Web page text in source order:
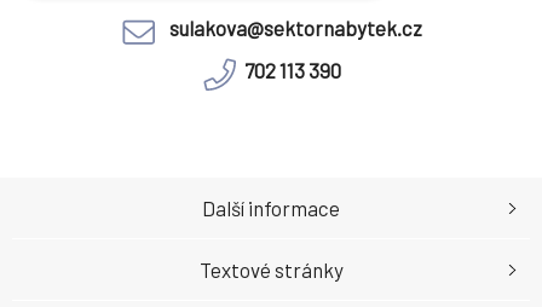
sulakova@sektornabytek.cz
702 113 390
Další informace
Textové stránky